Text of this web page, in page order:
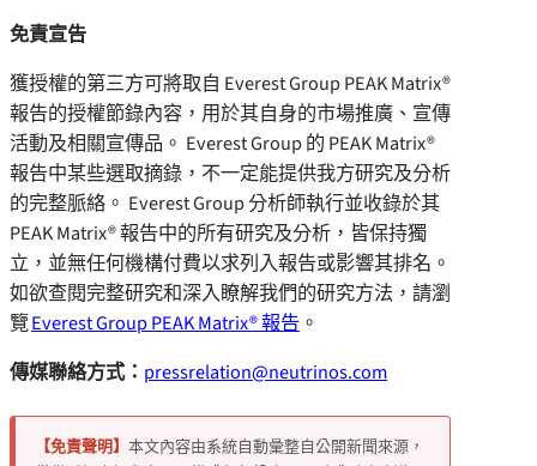
免責宣告
獲授權的第三方可將取自 Everest Group PEAK Matrix®
報告的授權節錄內容，用於其自身的市場推廣、宣傳
活動及相關宣傳品。 Everest Group 的 PEAK Matrix®
報告中某些選取摘錄，不一定能提供我方研究及分析
的完整脈絡。 Everest Group 分析師執行並收錄於其
PEAK Matrix® 報告中的所有研究及分析，皆保持獨
立，並無任何機構付費以求列入報告或影響其排名。
如欲查閱完整研究和深入瞭解我們的研究方法，請瀏
覽Everest Group PEAK Matrix® 報告 。
傳媒聯絡方式： pressrelation@neutrinos.com
【免責聲明】 本文內容由系統自動彙整自公開新聞來源，